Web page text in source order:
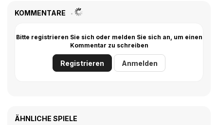
KOMMENTARE
Bitte registrieren Sie sich oder melden Sie sich an, um einen
Kommentar zu schreiben
Registrieren Anmelden
ÄHNLICHE SPIELE